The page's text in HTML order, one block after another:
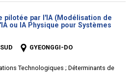
pilotée par l'IA (Modélisation de
ou IA Physique pour Systèmes
GYEONGGI-DO
Technologiques ; Déterminants de